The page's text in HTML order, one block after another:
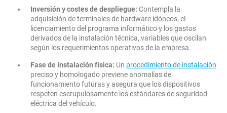
Inversión y costes de despliegue: Contempla la
adquisición de terminales de hardware idóneos, el
licenciamiento del programa informático y los gastos
derivados de la instalación técnica, variables que oscilan
según los requerimientos operativos de la empresa.
Fase de instalación física: Un procedimiento de instalación
preciso y homologado previene anomalías de
funcionamiento futuras y asegura que los dispositivos
respeten escrupulosamente los estándares de seguridad
eléctrica del vehículo.